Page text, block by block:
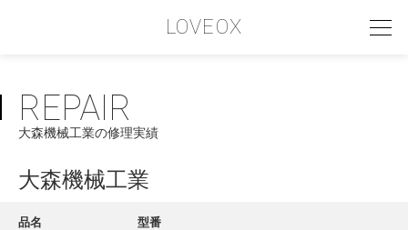
LOVEOX
PHILOSOPHY
フィロソフィー
COMPANY PROFILE
REPAIR
大森機械工業の修理実績
大森機械工業
品名 型番